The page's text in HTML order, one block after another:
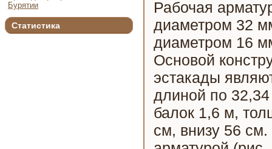
Бурятии
Статистика
Рабочая
диаметром 32
диаметром 16
Основой
эстакады
длиной по
балок 1,6 м,
см, внизу 56